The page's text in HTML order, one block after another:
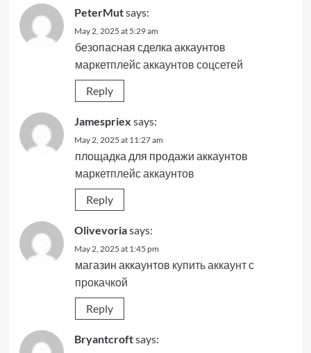
PeterMutsays:
May 2, 2025 at 5:29 am
безопасная сделка аккаунтов
маркетплейс аккаунтов соцсетей
Reply
Jamespriex says:
May 2, 2025 at 11:27 am
площадка для продажи аккаунтов
маркетплейс аккаунтов
Reply
Olivevoriasays:
May 2, 2025 at 1:45 pm
магазин аккаунтов купить аккаунт с
прокачкой
Reply
Bryantcroftsays: